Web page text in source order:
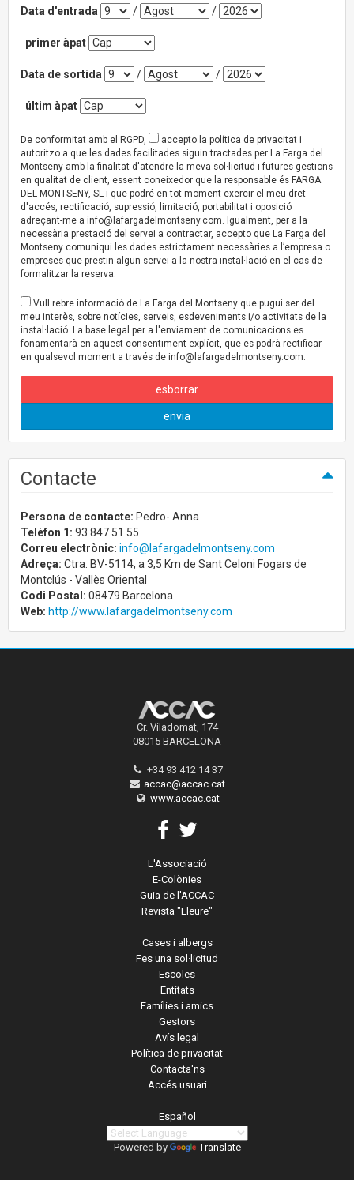
Data d'entrada
/ /
primer àpat
Data de sortida / /
últim àpat
De conformitat amb el RGPD,
accepto la política de privacitat i
autoritzo a que les dades facilitades siguin tractades per La Farga del
Montseny amb la finalitat d'atendre la meva sol·licitud i futures gestions
en qualitat de client, essent coneixedor que la responsable és FARGA
DEL MONTSENY, SL i que podré en tot moment exercir el meu dret
d'accés, rectificació, supressió, limitació, portabilitat i oposició
adreçant-me a info@lafargadelmontseny.com. Igualment, per a la
necessària prestació del servei a contractar, accepto que La Farga del
Montseny comuniqui les dades estrictament necessàries a l’empresa o
empreses que prestin algun servei a la nostra instal·lació en el cas de
formalitzar la reserva.
Vull rebre informació de La Farga del Montseny que pugui ser del
meu interès, sobre notícies, serveis, esdeveniments i/o activitats de la
instal·lació. La base legal per a l'enviament de comunicacions es
fonamentarà en aquest consentiment explícit, que es podrà rectificar
en qualsevol moment a través de info@lafargadelmontseny.com.
esborrar
envia
Contacte
Persona de contacte: Pedro- Anna
Telèfon 1: 93 847 51 55
Correu electrònic: info@lafargadelmontseny.com
Adreça: Ctra. BV-5114, a 3,5 Km de Sant Celoni Fogars de
Montclús - Vallès Oriental
Codi Postal: 08479 Barcelona
Web: http://www.lafargadelmontseny.com
Cr. Viladomat, 174
08015 BARCELONA
+34 93 412 14 37
accac@accac.cat
www.accac.cat
L'Associació
E-Colònies
Guia de l'ACCAC
Revista "Lleure"
Cases i albergs
Fes una sol·licitud
Escoles
Entitats
Famílies i amics
Gestors
Avís legal
Política de privacitat
Contacta'ns
Accés usuari
Español
Powered by Translate